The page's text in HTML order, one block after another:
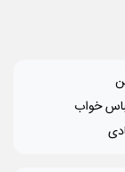
خواب